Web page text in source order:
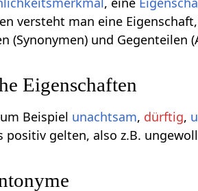
versteht man eine
(Synonymen) und Gegenteilen
Eigenschaften
Beispiel unachtsam, dürftig,
positiv gelten, also z.B.